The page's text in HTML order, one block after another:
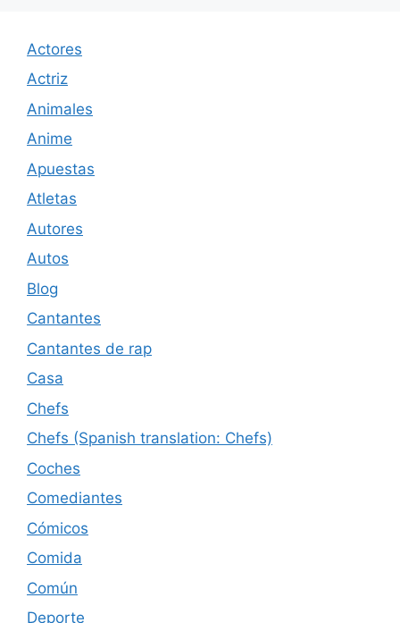
Actores
Actriz
Animales
Anime
Apuestas
Atletas
Autores
Autos
Blog
Cantantes
Cantantes de rap
Casa
Chefs
Chefs (Spanish translation: Chefs)
Coches
Comediantes
Cómicos
Comida
Común
Deporte